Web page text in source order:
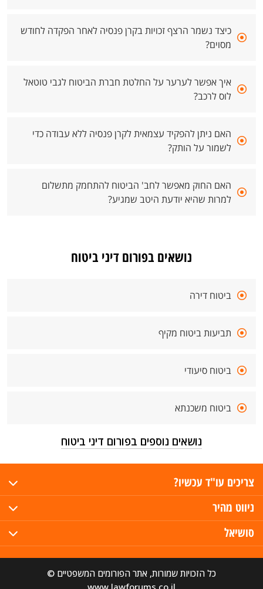
כיצד נשמר הרצף זכויות בקרן פנסיה לאחר הפקדה לחודש
מסוים?
איך אפשר לערער על החלטת חברת הביטוח לגבי טוטאל
לוס לרכב?
האם ניתן להפקיד עצמאית לקרן פנסיה ללא עבודה כדי
לשמור על הותק?
האם החוק מאפשר לחב' הביטוח להתחמק מתשלום
למרות שהיא יודעת היטב שמגיע?
נושאים בפורום דיני ביטוח
ביטוח דירה
תביעות ביטוח מקיף
ביטוח סיעודי
ביטוח משכנתא
נושאים נוספים בפורום דיני ביטוח
צריכים עו"ד עכשיו?
ניווט מהיר
סושיאל
כל הזכויות שמורות, אתר הפורומים המשפטיים ©
www.lawforums.co.il